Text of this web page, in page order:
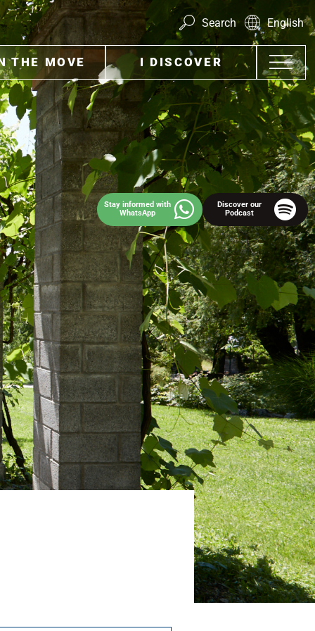
Search English
THE MOVE I DISCOVER
Stay informed with
WhatsApp
Discover our
Podcast